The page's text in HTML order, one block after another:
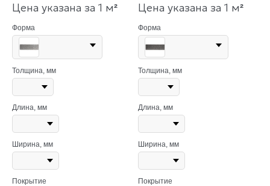
Цена указана за 1 м²
Форма
Толщина, мм
Длина, мм
Ширина, мм
Покрытие
Цена указана за 1 м²
Форма
Толщина, мм
Длина, мм
Ширина, мм
Покрытие